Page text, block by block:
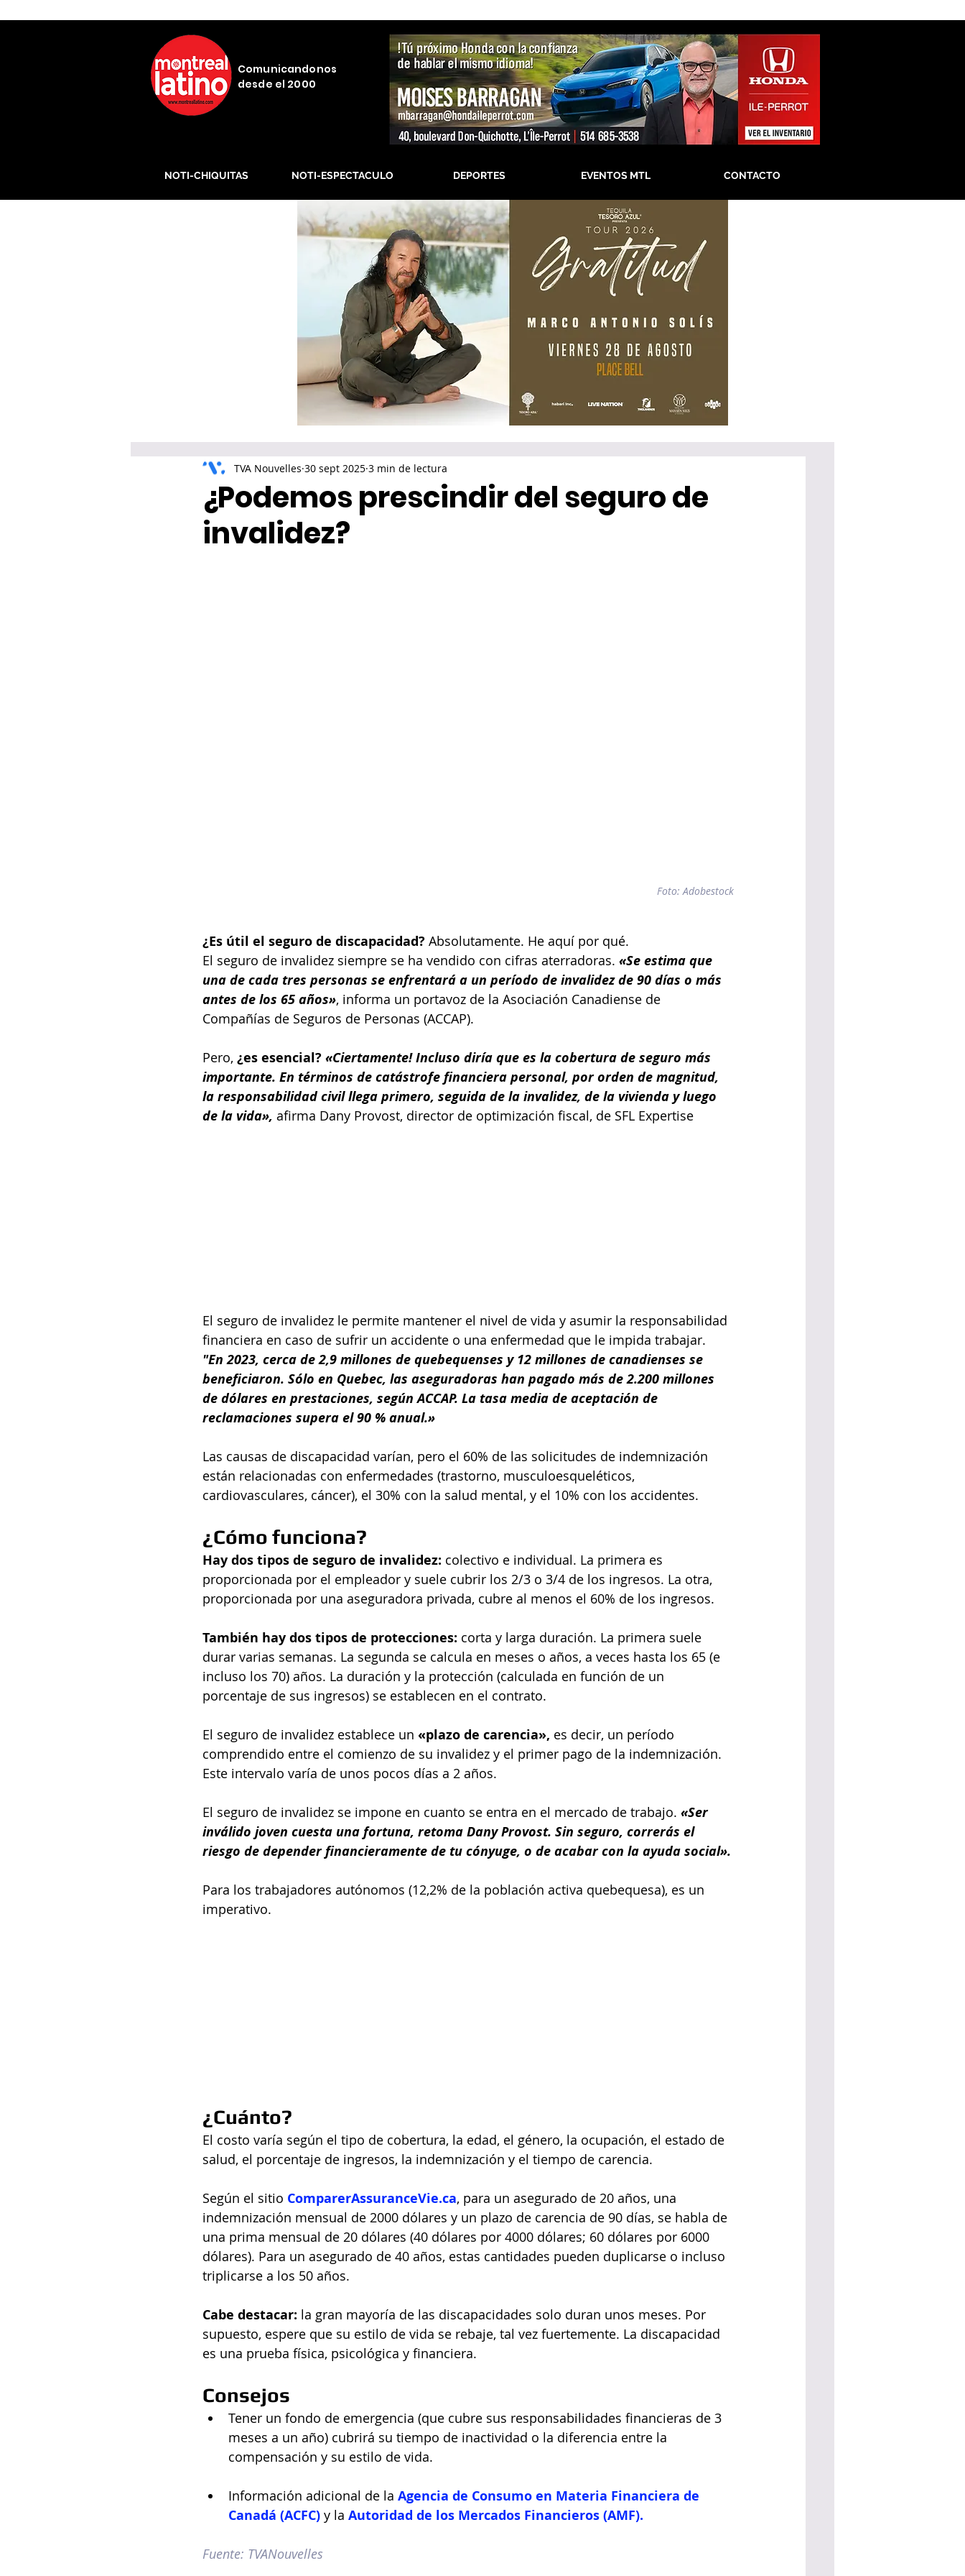
Comunicandonos
desde el 2000
NOTI-CHIQUITAS NOTI-ESPECTACULO DEPORTES EVENTOS MTL CONTACTO
¿Podemos prescindir del seguro de
invalidez?
TVA Nouvelles 30 sept 2025 3 min de lectura
Foto: Adobestock
¿Es útil el seguro de discapacidad? Absolutamente. He aquí por qué.
El seguro de invalidez siempre se ha vendido con cifras aterradoras. «Se estima que
una de cada tres personas se enfrentará a un período de invalidez de 90 días o más
antes de los 65 años», informa un portavoz de la Asociación Canadiense de
Compañías de Seguros de Personas (ACCAP).
Pero, ¿es esencial? «Ciertamente! Incluso diría que es la cobertura de seguro más
importante. En términos de catástrofe financiera personal, por orden de magnitud,
la responsabilidad civil llega primero, seguida de la invalidez, de la vivienda y luego
de la vida», afirma Dany Provost, director de optimización fiscal, de SFL Expertise
El seguro de invalidez le permite mantener el nivel de vida y asumir la responsabilidad
financiera en caso de sufrir un accidente o una enfermedad que le impida trabajar.
"En 2023, cerca de 2,9 millones de quebequenses y 12 millones de canadienses se
beneficiaron. Sólo en Quebec, las aseguradoras han pagado más de 2.200 millones
de dólares en prestaciones, según ACCAP. La tasa media de aceptación de
reclamaciones supera el 90 % anual.»
Las causas de discapacidad varían, pero el 60% de las solicitudes de indemnización
están relacionadas con enfermedades (trastorno, musculoesqueléticos,
cardiovasculares, cáncer), el 30% con la salud mental, y el 10% con los accidentes.
¿Cómo funciona?
Hay dos tipos de seguro de invalidez: colectivo e individual. La primera es
proporcionada por el empleador y suele cubrir los 2/3 o 3/4 de los ingresos. La otra,
proporcionada por una aseguradora privada, cubre al menos el 60% de los ingresos.
También hay dos tipos de protecciones: corta y larga duración. La primera suele
durar varias semanas. La segunda se calcula en meses o años, a veces hasta los 65 (e
incluso los 70) años. La duración y la protección (calculada en función de un
porcentaje de sus ingresos) se establecen en el contrato.
El seguro de invalidez establece un «plazo de carencia», es decir, un período
comprendido entre el comienzo de su invalidez y el primer pago de la indemnización.
Este intervalo varía de unos pocos días a 2 años.
El seguro de invalidez se impone en cuanto se entra en el mercado de trabajo. «Ser
inválido joven cuesta una fortuna, retoma Dany Provost. Sin seguro, correrás el
riesgo de depender financieramente de tu cónyuge, o de acabar con la ayuda social».
Para los trabajadores autónomos (12,2% de la población activa quebequesa), es un
imperativo.
¿Cuánto?
El costo varía según el tipo de cobertura, la edad, el género, la ocupación, el estado de
salud, el porcentaje de ingresos, la indemnización y el tiempo de carencia.
Según el sitio ComparerAssuranceVie.ca, para un asegurado de 20 años, una
indemnización mensual de 2000 dólares y un plazo de carencia de 90 días, se habla de
una prima mensual de 20 dólares (40 dólares por 4000 dólares; 60 dólares por 6000
dólares). Para un asegurado de 40 años, estas cantidades pueden duplicarse o incluso
triplicarse a los 50 años.
Cabe destacar: la gran mayoría de las discapacidades solo duran unos meses. Por
supuesto, espere que su estilo de vida se rebaje, tal vez fuertemente. La discapacidad
es una prueba física, psicológica y financiera.
Consejos
Tener un fondo de emergencia (que cubre sus responsabilidades financieras de 3
meses a un año) cubrirá su tiempo de inactividad o la diferencia entre la
compensación y su estilo de vida.
Información adicional de la Agencia de Consumo en Materia Financiera de
Canadá (ACFC) y la Autoridad de los Mercados Financieros (AMF).
Fuente: TVANouvelles